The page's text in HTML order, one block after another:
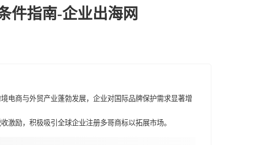
件指南-企业出海网
电商与外贸产业蓬勃发展，企业对国际品牌保护需求显著增
激励，积极吸引全球企业注册多哥商标以拓展市场。